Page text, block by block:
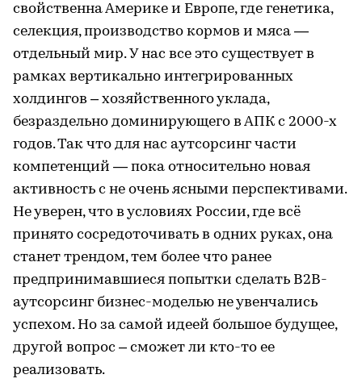
свойственна Америке и Европе, где генетика,
селекция, производство кормов и мяса —
отдельный мир. У нас все это существует в
рамках вертикально интегрированных
холдингов – хозяйственного уклада,
безраздельно доминирующего в АПК с 2000-х
годов. Так что для нас аутсорсинг части
компетенций — пока относительно новая
активность с не очень ясными перспективами.
Не уверен, что в условиях России, где всё
принято сосредоточивать в одних руках, она
станет трендом, тем более что ранее
предпринимавшиеся попытки сделать B2B-
аутсорсинг бизнес-моделью не увенчались
успехом. Но за самой идеей большое будущее,
другой вопрос – сможет ли кто-то ее
реализовать.